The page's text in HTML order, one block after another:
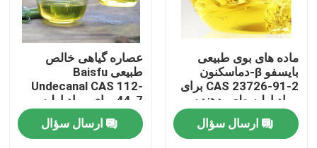
نمایش VR
درباره ما
تور کارخانه
کنترل کیفیت
ماده های بوی طبیعی
بایسفو β-دماسکنون
CAS 23726-91-2 برای
مواد اولیه طعم دهنده
مواد غذایی و عطر سازان
ارسال سؤال
عصاره گیاهی خالص
طبیعی Baisfu
Undecanal CAS 112-
44-7 برای مواد اولیه
طعم دهنده مواد غذایی و
عطر روزانهارسال سؤال